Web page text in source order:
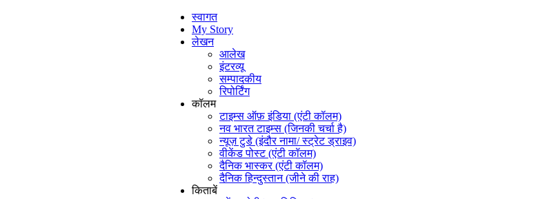
स्वागत
My Story
लेखन
आलेख
इंटरव्यू
सम्पादकीय
रिपोर्टिंग
कॉलम
टाइम्स ऑफ़ इंडिया (एंटी कॉलम)
नव भारत टाइम्स (जिनकी चर्चा है)
न्यूज़ टुडे (इंदौर नामा/ स्ट्रेट ड्राइव)
वीकेंड पोस्ट (एंटी कॉलम)
दैनिक भास्कर (एंटी कॉलम)
दैनिक हिन्दुस्तान (जीने की राह)
किताबें